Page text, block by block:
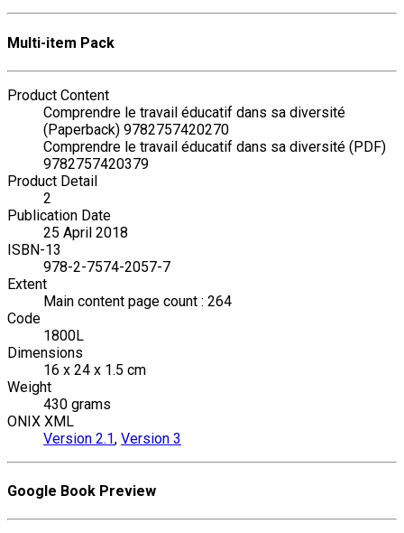
Multi-item Pack
Product Content
Comprendre le travail éducatif dans sa diversité
(Paperback) 9782757420270
Comprendre le travail éducatif dans sa diversité (PDF)
9782757420379
Product Detail
2
Publication Date
25 April 2018
ISBN-13
978-2-7574-2057-7
Extent
Main content page count : 264
Code
1800L
Dimensions
16 x 24 x 1.5 cm
Weight
430 grams
ONIX XML
Version 2.1, Version 3
Google Book Preview